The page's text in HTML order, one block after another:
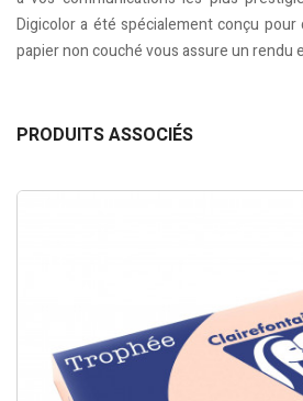
Digicolor a été spécialement conçu
papier non couché vous assure un rendu
PRODUITS ASSOCIÉS